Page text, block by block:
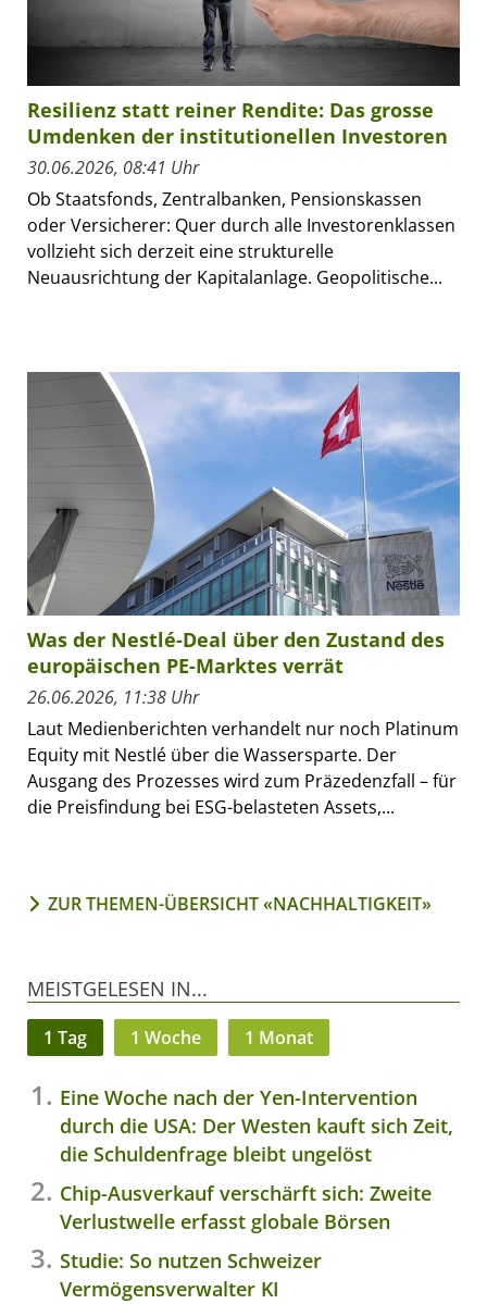
Resilienz statt reiner Rendite: Das grosse
Umdenken der institutionellen Investoren
30.06.2026, 08:41 Uhr
Ob Staatsfonds, Zentralbanken, Pensionskassen
oder Versicherer: Quer durch alle Investorenklassen
vollzieht sich derzeit eine strukturelle
Neuausrichtung der Kapitalanlage. Geopolitische...
Was der Nestlé-Deal über den Zustand des
europäischen PE-Marktes verrät
26.06.2026, 11:38 Uhr
Laut Medienberichten verhandelt nur noch Platinum
Equity mit Nestlé über die Wassersparte. Der
Ausgang des Prozesses wird zum Präzedenzfall – für
die Preisfindung bei ESG-belasteten Assets,...
ZUR THEMEN-ÜBERSICHT «NACHHALTIGKEIT»
MEISTGELESEN IN...
1 Tag 1 Woche 1 Monat
Eine Woche nach der Yen-Intervention
durch die USA: Der Westen kauft sich Zeit,
die Schuldenfrage bleibt ungelöst
Chip-Ausverkauf verschärft sich: Zweite
Verlustwelle erfasst globale Börsen
Studie: So nutzen Schweizer
Vermögensverwalter KI